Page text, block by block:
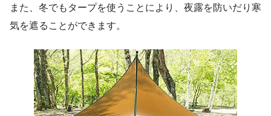
また、冬でもタープを使うことにより、夜露を防いだり寒
気を遮ることができます。